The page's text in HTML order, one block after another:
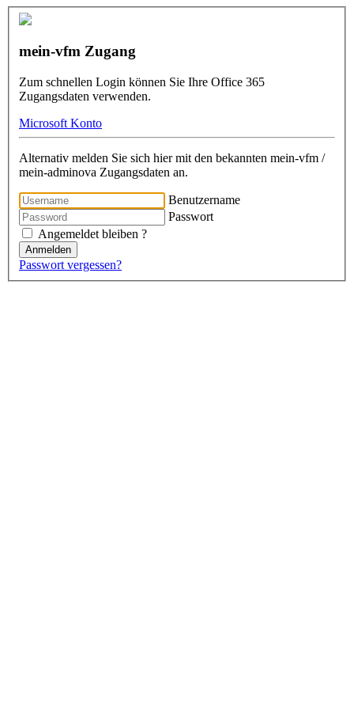
mein-vfm Zugang
Zum schnellen Login können Sie Ihre Office 365
Zugangsdaten verwenden.
Microsoft Konto
Alternativ melden Sie sich hier mit den bekannten mein-vfm /
mein-adminova Zugangsdaten an.
Benutzername
Passwort
Angemeldet bleiben ?
Anmelden
Passwort vergessen?